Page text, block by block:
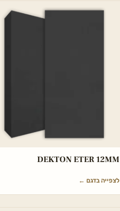
DEKTON ETER 12MM
לצפייה בדגם ←